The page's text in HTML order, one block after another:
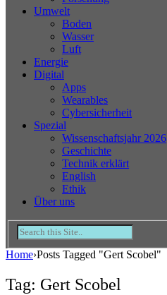
Umwelt
Boden
Wasser
Luft
Energie
Digital
Apps
Wearables
Cybersicherheit
Spezial
Wissenschaftsjahr 2026
Geschichte
Technik erklärt
English
Ethik
Über uns
Home›Posts Tagged "Gert Scobel"
Tag: Gert Scobel